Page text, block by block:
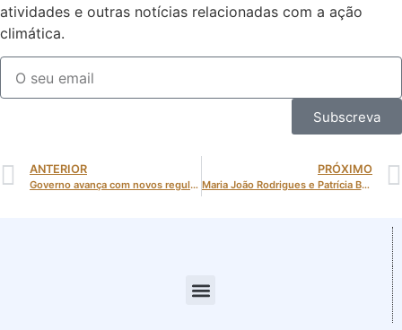
atividades e outras notícias relacionadas com a ação
climática.
Subscreva
ANTERIOR
Governo avança com novos regulamentos para o autoconsumo de energia em Portugal
PRÓXIMO
Maria João Rodrigues e Patrícia Baptista da Cidades pelo Clima falam sobre como as alterações climáticas estão a afetar a infância em webinar da UNICEF